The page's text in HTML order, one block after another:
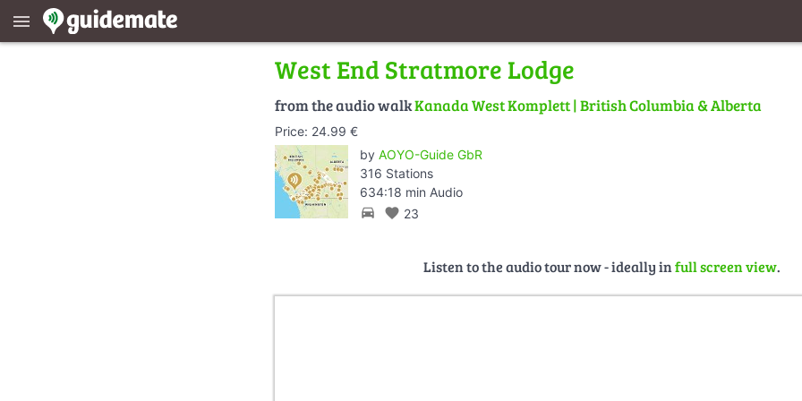
menu
West End Stratmore Lodge
from the audio walkKanada West Komplett | British Columbia & Alberta
Price: 24.99 €
by AOYO-Guide GbR
316 Stations
634:18 min Audio
directions_car favorite 23
Listen to the audio tour now - ideally infull screen view.